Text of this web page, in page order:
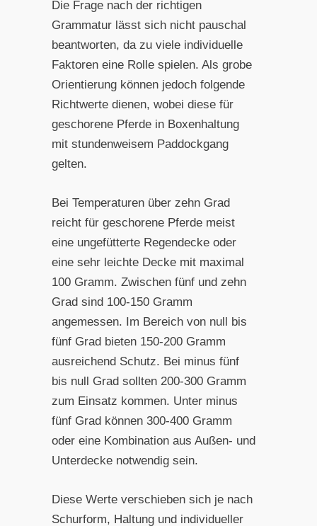
Die Frage nach der richtigen
Grammatur lässt sich nicht pauschal
beantworten, da zu viele individuelle
Faktoren eine Rolle spielen. Als grobe
Orientierung können jedoch folgende
Richtwerte dienen, wobei diese für
geschorene Pferde in Boxenhaltung
mit stundenweisem Paddockgang
gelten.
Bei Temperaturen über zehn Grad
reicht für geschorene Pferde meist
eine ungefütterte Regendecke oder
eine sehr leichte Decke mit maximal
100 Gramm. Zwischen fünf und zehn
Grad sind 100-150 Gramm
angemessen. Im Bereich von null bis
fünf Grad bieten 150-200 Gramm
ausreichend Schutz. Bei minus fünf
bis null Grad sollten 200-300 Gramm
zum Einsatz kommen. Unter minus
fünf Grad können 300-400 Gramm
oder eine Kombination aus Außen- und
Unterdecke notwendig sein.
Diese Werte verschieben sich je nach
Schurform, Haltung und individueller